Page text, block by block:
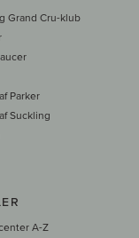
Grand Cru-klub
Parker
Suckling
A-Z